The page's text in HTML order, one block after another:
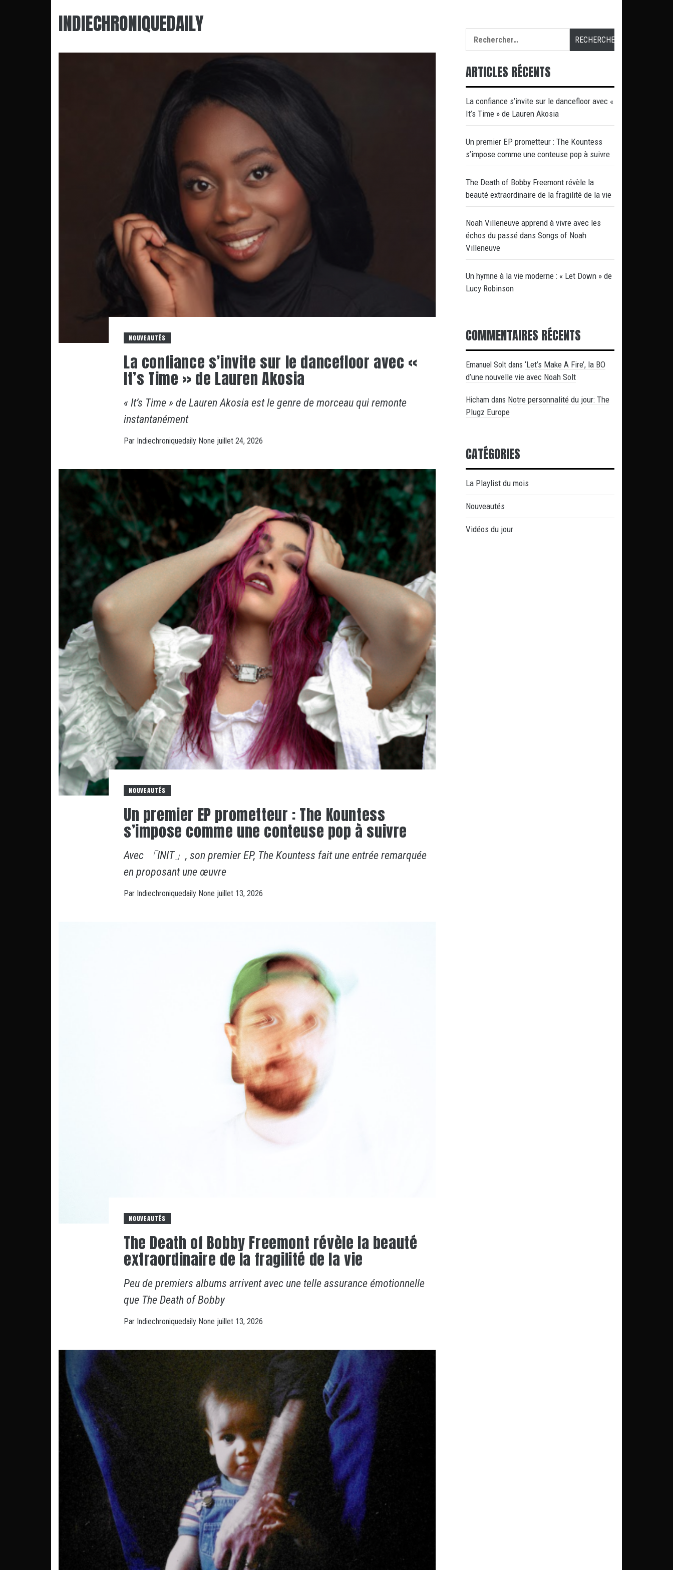
INDIECHRONIQUEDAILY
NOUVEAUTÉS
La confiance s’invite sur le dancefloor avec «
It’s Time » de Lauren Akosia
« It’s Time » de Lauren Akosia est le genre de morceau qui remonte
instantanément
Par Indiechroniquedaily None juillet 24, 2026
NOUVEAUTÉS
Un premier EP prometteur : The Kountess
s’impose comme une conteuse pop à suivre
Avec 「INIT」, son premier EP, The Kountess fait une entrée remarquée
en proposant une œuvre
Par Indiechroniquedaily None juillet 13, 2026
NOUVEAUTÉS
The Death of Bobby Freemont révèle la beauté
extraordinaire de la fragilité de la vie
Peu de premiers albums arrivent avec une telle assurance émotionnelle
que The Death of Bobby
Par Indiechroniquedaily None juillet 13, 2026
ARTICLES RÉCENTS
La confiance s’invite sur le dancefloor avec «
It’s Time » de Lauren Akosia
Un premier EP prometteur : The Kountess
s’impose comme une conteuse pop à suivre
The Death of Bobby Freemont révèle la
beauté extraordinaire de la fragilité de la vie
Noah Villeneuve apprend à vivre avec les
échos du passé dans Songs of Noah
Villeneuve
Un hymne à la vie moderne : « Let Down » de
Lucy Robinson
COMMENTAIRES RÉCENTS
Emanuel Solt dans ‘Let’s Make A Fire’, la BO
d’une nouvelle vie avec Noah Solt
Hicham dans Notre personnalité du jour: The
Plugz Europe
CATÉGORIES
La Playlist du mois
Nouveautés
Vidéos du jour